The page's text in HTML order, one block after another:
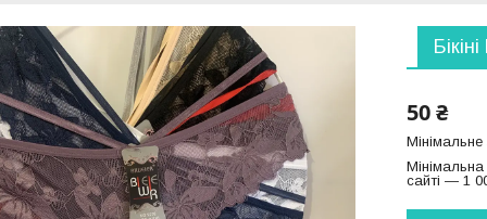
50 ₴
сайті — 1